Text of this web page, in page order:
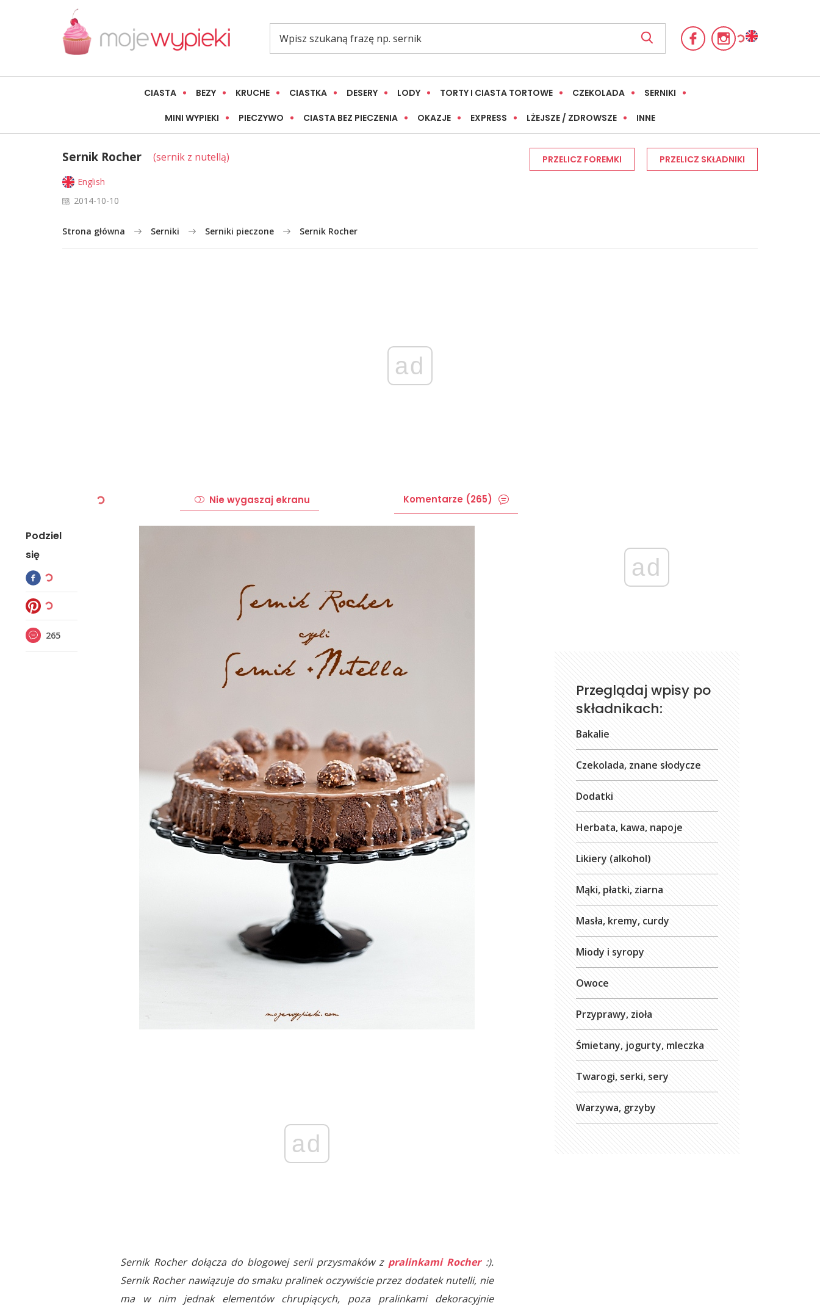
CIASTA BEZY KRUCHE CIASTKA DESERY LODY TORTY I CIASTA TORTOWE CZEKOLADA SERNIKI
MINI WYPIEKI PIECZYWO CIASTA BEZ PIECZENIA OKAZJE EXPRESS LŻEJSZE / ZDROWSZE INNE
Sernik Rocher (sernik z nutellą)
English
2014-10-10
PRZELICZ FOREMKI PRZELICZ SKŁADNIKI
Strona główna Serniki Serniki pieczone Sernik Rocher
ad
Podziel
się
265
Nie wygaszaj ekranu Komentarze (265)
ad
Sernik Rocher dołącza do blogowej serii przysmaków z pralinkami Rocher:).
Sernik Rocher nawiązuje do smaku pralinek oczywiście przez dodatek nutelli, nie
ma w nim jednak elementów chrupiących, poza pralinkami dekoracyjnie
ad
Przeglądaj wpisy po
składnikach:
Bakalie
Czekolada, znane słodycze
Dodatki
Herbata, kawa, napoje
Likiery (alkohol)
Mąki, płatki, ziarna
Masła, kremy, curdy
Miody i syropy
Owoce
Przyprawy, zioła
Śmietany, jogurty, mleczka
Twarogi, serki, sery
Warzywa, grzyby